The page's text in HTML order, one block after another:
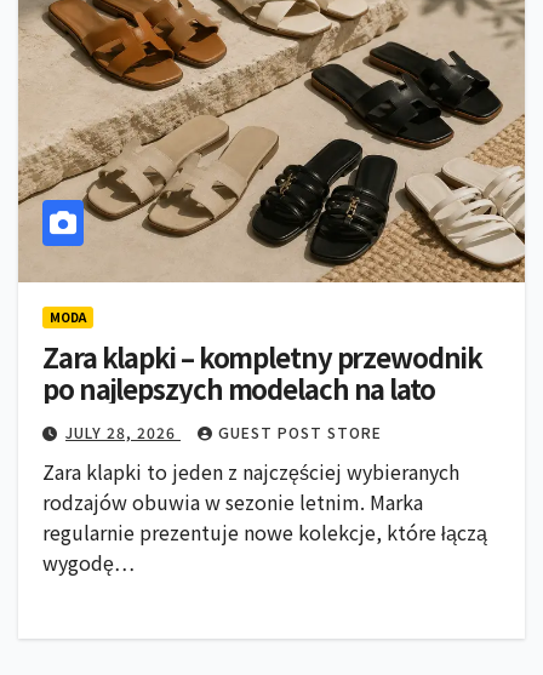
MODA
Zara klapki – kompletny przewodnik
po najlepszych modelach na lato
JULY 28, 2026 GUEST POST STORE
Zara klapki to jeden z najczęściej wybieranych
rodzajów obuwia w sezonie letnim. Marka
regularnie prezentuje nowe kolekcje, które łączą
wygodę…